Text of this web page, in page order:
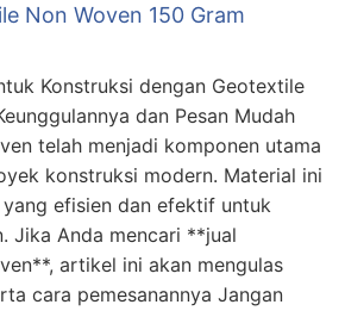
Non Woven 150 Gram
Konstruksi dengan Geotextile
dan Pesan Mudah
telah menjadi komponen utama
konstruksi modern. Material ini
efisien dan efektif untuk
Jika Anda mencari **jual
artikel ini akan mengulas
cara pemesanannya Jangan